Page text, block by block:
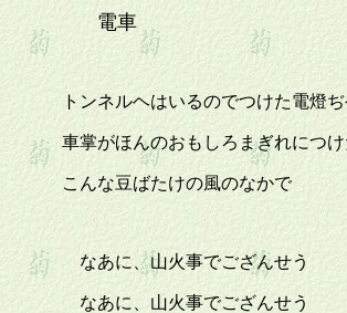
電車
トンネルヘはいるのでつけた電燈ぢ
車掌がほんのおもしろまぎれにつけ
こんな豆ばたけの風のなかで
なあに、山火事でござんせう
なあに、山火事でござんせう